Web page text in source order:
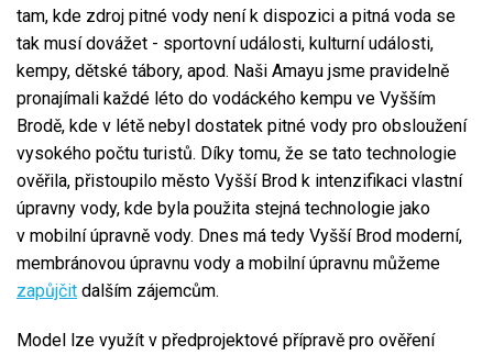
tam, kde zdroj pitné vody není k dispozici a pitná voda se
tak musí dovážet - sportovní události, kulturní události,
kempy, dětské tábory, apod. Naši Amayu jsme pravidelně
pronajímali každé léto do vodáckého kempu ve Vyšším
Brodě, kde v létě nebyl dostatek pitné vody pro obsloužení
vysokého počtu turistů. Díky tomu, že se tato technologie
ověřila, přistoupilo město Vyšší Brod k intenzifikaci vlastní
úpravny vody, kde byla použita stejná technologie jako
v mobilní úpravně vody. Dnes má tedy Vyšší Brod moderní,
membránovou úpravnu vody a mobilní úpravnu můžeme
zapůjčit dalším zájemcům.
Model lze využít v předprojektové přípravě pro ověření